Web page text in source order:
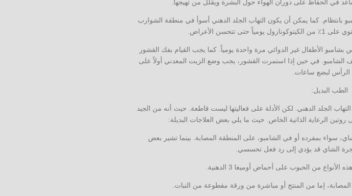
في الحفاظ على دوران الهواء حول البشرة ويقلل من تهيجها.
كما يمكن أن يكون التهاب الجلد الدهني أسوأ في منطقة الشوارب
تتحسن الأعراض.
الأطفال غير الدوائي مرة واحدة يومياً. كما يجب القيام بفك القشور
في حين إذا استمرت القشور، يجب وضع الزيت المعدني أولاً على
الرأس لبضع ساعات.
الطب البديل:
الجلد الدهني. لكن الأدلة على فعاليتها ليست قاطعة. حيث أنه من الجيد
الرعاية الذاتية الخاص. حيث ما يلي بعض العلاجات البديلة:
بمفرده أو في الشامبو، على المنطقة المصابة. بينما تشير بعض
الشاي قد يؤدي إلى رد فعل تحسسي.
من الحبوب على أحماض أوميغا 3 الدهنية.
إما من المنتج أو مباشرة من ورقة مقطوعة من النبات.